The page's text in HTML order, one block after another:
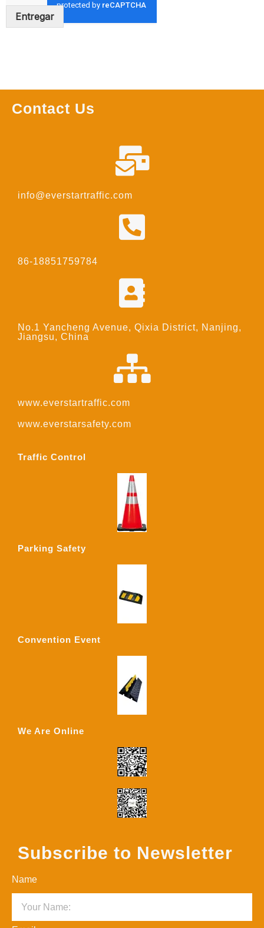
Entregar
Contact Us
info@everstartraffic.com
86-18851759784
No.1 Yancheng Avenue, Qixia District, Nanjing,
Jiangsu, China
www.everstartraffic.com
www.everstarsafety.com
Traffic Control
Parking Safety
Convention Event
We Are Online
Subscribe to Newsletter
Name